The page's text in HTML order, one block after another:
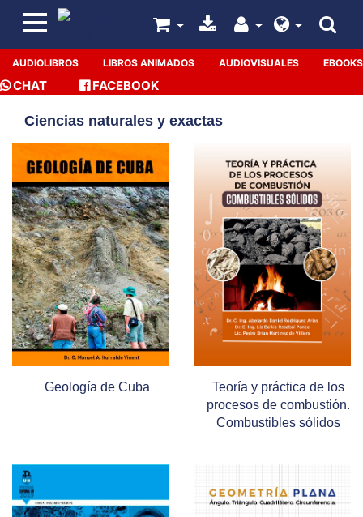
AUDIOLIBROS LIBROS ANIMADOS AUDIOVISUALES EBOOKS
CHAT FACEBOOK
Ciencias naturales y exactas
Geología de Cuba
Teoría y práctica de los
procesos de combustión.
Combustibles sólidos